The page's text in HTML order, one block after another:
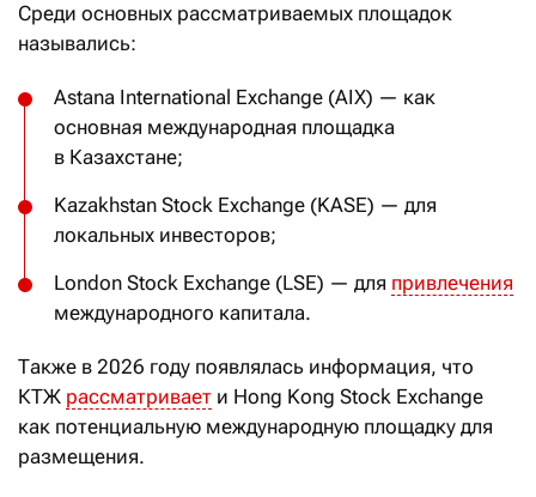
Среди основных рассматриваемых площадок
назывались:
Astana International Exchange (AIX) — как
основная международная площадка
в Казахстане;
Kazakhstan Stock Exchange (KASE) — для
локальных инвесторов;
London Stock Exchange (LSE) — для привлечения
международного капитала.
Также в 2026 году появлялась информация, что
КТЖ рассматривает и Hong Kong Stock Exchange
как потенциальную международную площадку для
размещения.